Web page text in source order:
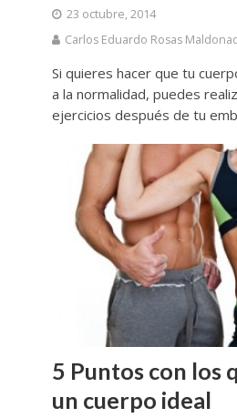
23 octubre, 2014
Carlos Eduardo Rosas
Si quieres hacer que tu
a la normalidad, puedes
ejercicios después de tu
5 Puntos con los
un cuerpo ideal